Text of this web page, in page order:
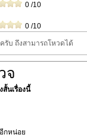
0/10
0/10
รับ ถึงสามารถโหวดได้
จ
สั้นเรื่องนี้
กหน่อย